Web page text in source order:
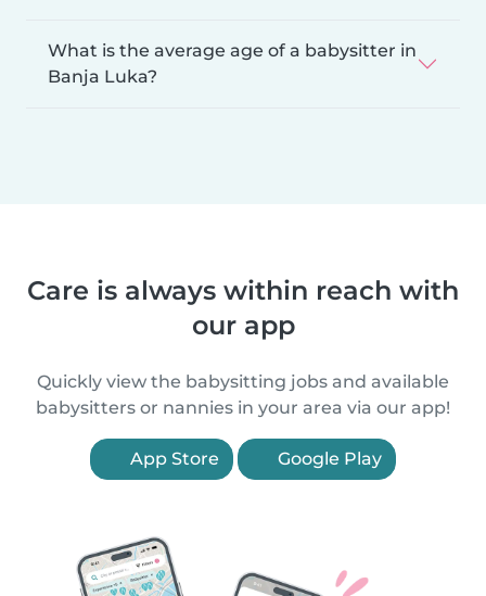
What is the average age of a babysitter in
Banja Luka?
Care is always within reach with
our app
Quickly view the babysitting jobs and available
babysitters or nannies in your area via our app!
App Store Google Play